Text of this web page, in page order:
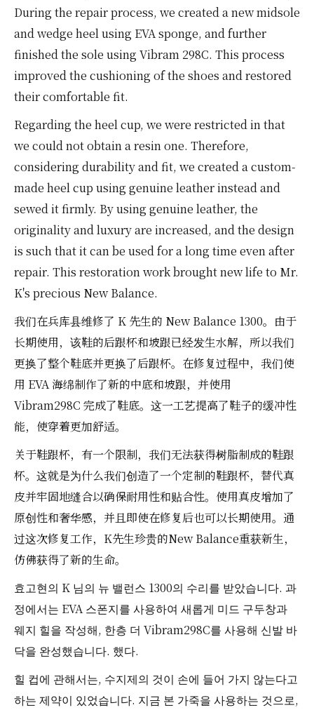
During the repair process, we created a new midsole
and wedge heel using EVA sponge, and further
finished the sole using Vibram 298C. This process
improved the cushioning of the shoes and restored
their comfortable fit.
Regarding the heel cup, we were restricted in that
we could not obtain a resin one. Therefore,
considering durability and fit, we created a custom-
made heel cup using genuine leather instead and
sewed it firmly. By using genuine leather, the
originality and luxury are increased, and the design
is such that it can be used for a long time even after
repair. This restoration work brought new life to Mr.
K's precious New Balance.
我们在兵库县维修了 K 先生的 New Balance 1300。由于
长期使用，该鞋的后跟杯和坡跟已经发生水解，所以我们
更换了整个鞋底并更换了后跟杯。在修复过程中，我们使
用 EVA 海绵制作了新的中底和坡跟，并使用
Vibram298C 完成了鞋底。这一工艺提高了鞋子的缓冲性
能，使穿着更加舒适。
关于鞋跟杯，有一个限制，我们无法获得树脂制成的鞋跟
杯。这就是为什么我们创造了一个定制的鞋跟杯，替代真
皮并牢固地缝合以确保耐用性和贴合性。使用真皮增加了
原创性和奢华感，并且即使在修复后也可以长期使用。通
过这次修复工作，K先生珍贵的New Balance重获新生，
仿佛获得了新的生命。
효고현의 K 님의 뉴 밸런스 1300의 수리를 받았습니다. 과
정에서는 EVA 스폰지를 사용하여 새롭게 미드 구두창과
웨지 힐을 작성해, 한층 더 Vibram298C를 사용해 신발 바
닥을 완성했습니다. 했다.
힐 컵에 관해서는, 수지제의 것이 손에 들어 가지 않는다고
하는 제약이 있었습니다. 지금 본 가죽을 사용하는 것으로,